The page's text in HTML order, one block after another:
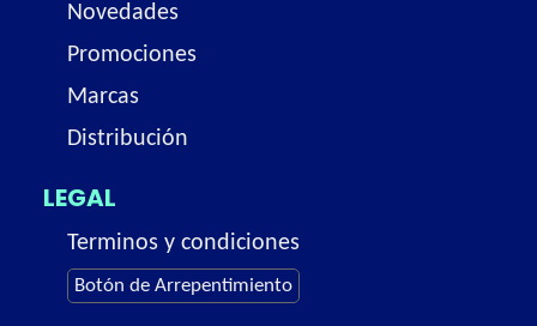
Novedades
Promociones
Marcas
Distribución
LEGAL
Terminos y condiciones
Botón de Arrepentimiento